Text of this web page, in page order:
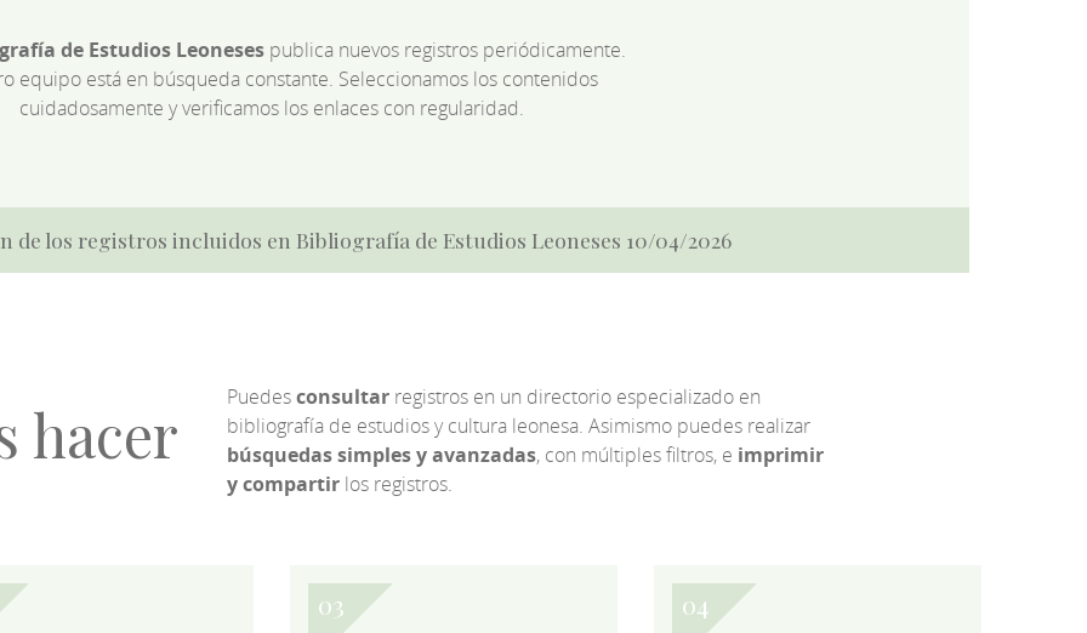
de Estudios Leonesespublica nuevos registros periódicamente.
equipo está en búsqueda constante. Seleccionamos los contenidos
cuidadosamente y verificamos los enlaces con regularidad.
de los registros incluidos en Bibliografía de Estudios Leoneses 10/04/2026
hacer Puedesconsultarregistros en un directorio especializado en
bibliografía de estudios y cultura leonesa. Asimismo puedes realizar
búsquedas simples y avanzadas, con múltiples filtros, e imprimir
y compartirlos registros.